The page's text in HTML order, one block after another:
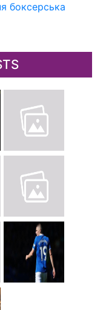
боксерська